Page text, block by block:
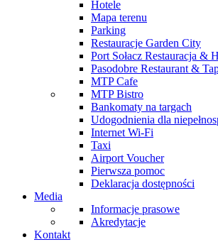
Hotele
Mapa terenu
Parking
Restauracje Garden City
Port Sołacz Restauracja &
Pasodobre Restaurant &
MTP Cafe
MTP Bistro
Bankomaty na targach
Udogodnienia dla
Internet Wi-Fi
Taxi
Airport Voucher
Pierwsza pomoc
Deklaracja dostępności
Media
Informacje prasowe
Akredytacje
Kontakt